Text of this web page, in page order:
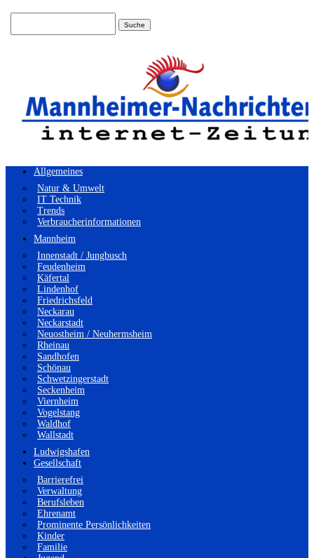
Allgemeines
Natur & Umwelt
IT Technik
Trends
Verbraucherinformationen
Mannheim
Innenstadt / Jungbusch
Feudenheim
Käfertal
Lindenhof
Friedrichsfeld
Neckarau
Neckarstadt
Neuostheim / Neuhermsheim
Rheinau
Sandhofen
Schönau
Schwetzingerstadt
Seckenheim
Viernheim
Vogelstang
Waldhof
Wallstadt
Ludwigshafen
Gesellschaft
Barrierefrei
Verwaltung
Berufsleben
Ehrenamt
Prominente Persönlichkeiten
Kinder
Familie